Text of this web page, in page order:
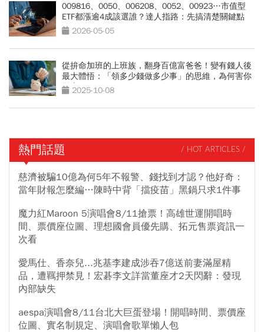
009816、0050、006208、0052、00923…市值型
ETF都漲逾4成該選誰？達人指路：先搞清楚關鍵點
2026-05-05
從拚命加班的上班族，翻身百億富爸爸！變有錢人後
最大體悟：「領多少錢做多少事」的思維，為何害你
變窮？
2025-10-08
熱門話題 / HOT ARTICLES /
慈濟被騙10億為何5年不報警、錢找到才認？他好奇：
當年財報怎麼編…陳時中背「擋疫苗」黑鍋只求1件事
魔力紅Maroon 5演唱會8/11搶票！高雄世運開唱時
間、票價座位圖、理想國會員優先購、拓元售票資訊一
次看
愛馬仕、香奈兒...兆基李建成涉吞7億送前妻滿屋精
品，遭羈押禁見！宏碁李文詳當董座才2天閃辭：發現
內部缺失
aespa演唱會8/11台北大巨蛋登場！開唱時間、票價座
位圖、實名制規定、演唱會歌單懶人包